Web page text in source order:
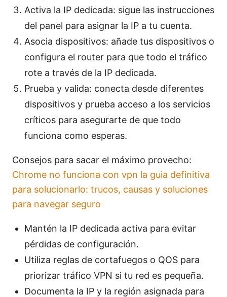
Activa la IP dedicada: sigue las instrucciones
del panel para asignar la IP a tu cuenta.
Asocia dispositivos: añade tus dispositivos o
configura el router para que todo el tráfico
rote a través de la IP dedicada.
Prueba y valida: conecta desde diferentes
dispositivos y prueba acceso a los servicios
críticos para asegurarte de que todo
funciona como esperas.
Consejos para sacar el máximo provecho:
Chrome no funciona con vpn la guia definitiva
para solucionarlo: trucos, causas y soluciones
para navegar seguro
Mantén la IP dedicada activa para evitar
pérdidas de configuración.
Utiliza reglas de cortafuegos o QOS para
priorizar tráfico VPN si tu red es pequeña.
Documenta la IP y la región asignada para